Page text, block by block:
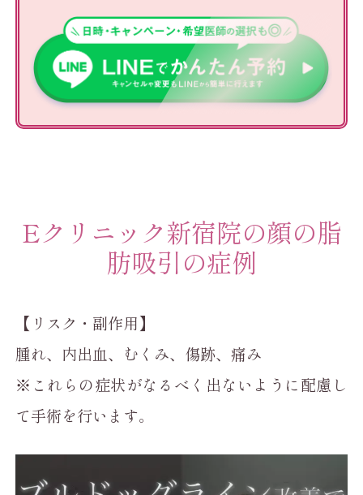
Eクリニック新宿院の顔の脂
肪吸引の症例
【リスク・副作用】
腫れ、内出血、むくみ、傷跡、痛み
※これらの症状がなるべく出ないように配慮し
て手術を行います。